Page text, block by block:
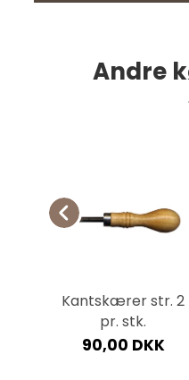
Læderrester, små
pr. kg
Andre
Kantskærer str. 2
pr. stk.
90,00 DKK